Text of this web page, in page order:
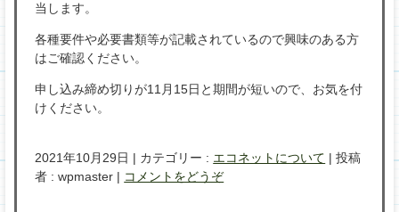
当します。
各種要件や必要書類等が記載されているので興味のある方
はご確認ください。
申し込み締め切りが11月15日と期間が短いので、お気を付
けください。
2021年10月29日 | カテゴリー : エコネットについて |投稿
者 : wpmaster | コメントをどうぞ